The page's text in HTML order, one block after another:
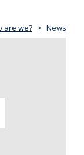
are we? News